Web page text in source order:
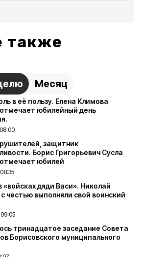
также
Месяц
в её пользу. Елена Климова
отмечает юбилейный день
защитник
Борис Григорьевич Сусла
отмечает юбилей
«войсках дяди Васи». Николай
честью выполняли свой воинский
тринадцатое заседание Совета
Борисовского муниципального